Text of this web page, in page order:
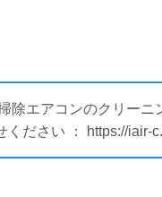
除エアコンのクリーニ
ください ： https://iair-